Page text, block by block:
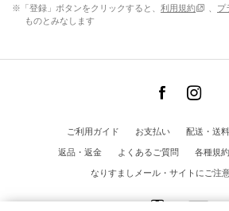
※「登録」ボタンをクリックすると、 利用規約 プ
ものとみなします
ご利用ガイド お支払い 配送・送料
返品・返金
よくあるご質問 各種規約
なりすましメール・サイトにご注